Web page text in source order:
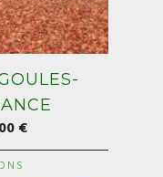
€Plage
de